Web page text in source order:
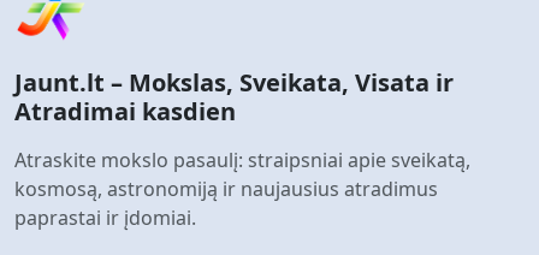
Jaunt.lt – Mokslas, Sveikata, Visata ir
Atradimai kasdien
Atraskite mokslo pasaulį: straipsniai apie sveikatą,
kosmosą, astronomiją ir naujausius atradimus
paprastai ir įdomiai.